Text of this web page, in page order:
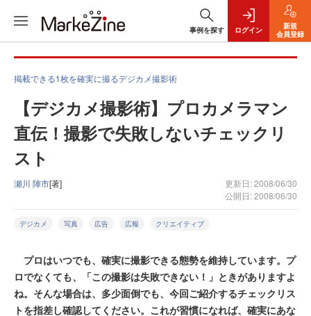
事例を探す ログイン
新規
会員登録
掲載できる1枚を確実に撮るデジカメ撮影術
【デジカメ撮影術】プロカメラマン
直伝！撮影で失敗しないチェックリ
スト
瀬川 陣市[著]
更新日: 2008/06/30
公開日: 2008/06/30
デジカメ 写真 広告 広報 クリエイティブ
プロはいつでも、確実に撮影できる態勢を維持しています。プ
ロでなくても、「この撮影は失敗できない！」ときがありますよ
ね。そんな場合は、多少面倒でも、今回ご紹介するチェックリス
トを指差し確認してください。これが習慣になれば、確実にあな